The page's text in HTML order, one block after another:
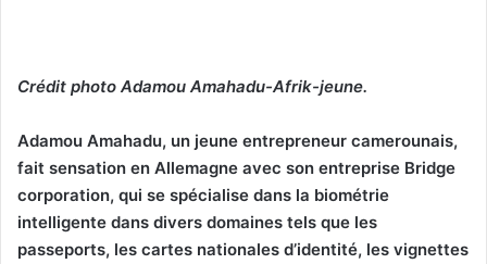
Crédit photo Adamou Amahadu-Afrik-jeune.
Adamou Amahadu, un jeune entrepreneur camerounais,
fait sensation en Allemagne avec son entreprise Bridge
corporation, qui se spécialise dans la biométrie
intelligente dans divers domaines tels que les
passeports, les cartes nationales d’identité, les vignettes